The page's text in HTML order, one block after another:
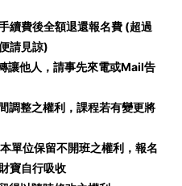
續費後全額退還報名費 (超過
請見諒)
讓他人，請事先來電或Mail告
調整之權利，課程若有變更將
本單位保留不開班之權利，報名
寶自行吸收